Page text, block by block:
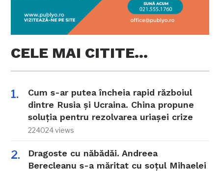
CELE MAI CITITE…
Cum s-ar putea încheia rapid războiul
dintre Rusia și Ucraina. China propune
soluția pentru rezolvarea uriașei crize
224024 views
Dragoste cu năbădăi. Andreea
Berecleanu s-a măritat cu soțul Mihaelei